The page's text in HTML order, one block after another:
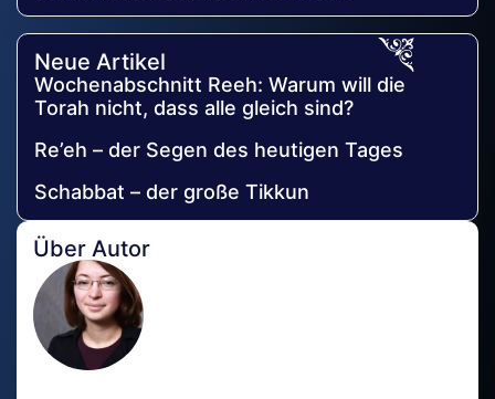
Neue Artikel
Wochenabschnitt Reeh: Warum will die
Torah nicht, dass alle gleich sind?
Re’eh – der Segen des heutigen Tages
Schabbat – der große Tikkun
Über Autor